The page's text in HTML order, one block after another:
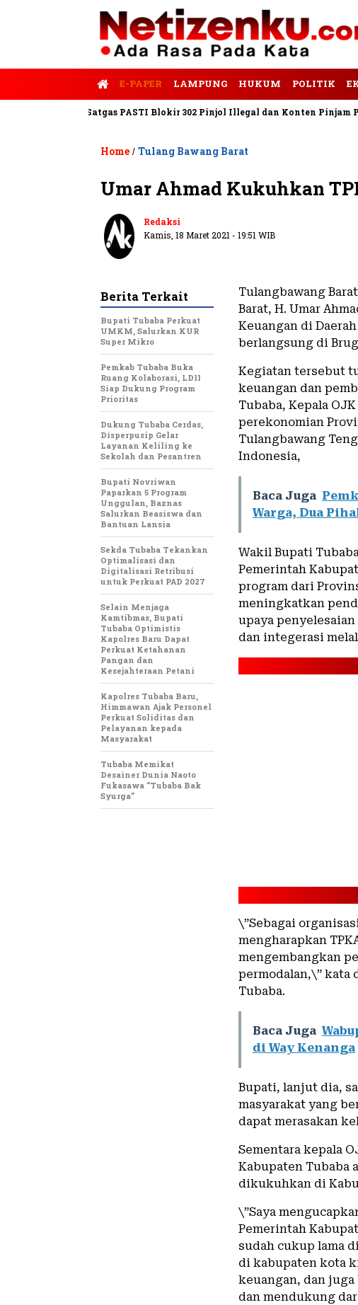
E-PAPER LAMPUNG HUKUM POLITIK
Satgas PASTI Blokir 302 Pinjol Illegal dan Konten Pinjam Pribadi
Home / Tulang Bawang Barat
Umar Ahmad Kukuhkan
Redaksi
Kamis, 18 Maret 2021 - 19:51 WIB
Tulangbawang
Barat, H. Umar
Keuangan di
berlangsung di
Kegiatan tersebut
keuangan dan
Tubaba, Kepala
perekonomian
Tulangbawang
Indonesia,
Baca Juga
Warga, Dua
Wakil Bupati
Pemerintah
program dari
meningkatkan
upaya
dan integerasi
\”Sebagai
mengharapkan
mengembangkan
permodalan,\” kata
Tubaba.
Baca Juga
di Way Kenanga
Bupati, lanjut dia,
masyarakat yang
dapat merasakan
Sementara kepala
Kabupaten Tubaba
dikukuhkan di
\”Saya
Pemerintah
sudah cukup lama
di kabupaten kota
keuangan, dan
dan mendukung
Berita Terkait
Bupati Tubaba Perkuat
UMKM, Salurkan KUR
Super Mikro
Pemkab Tubaba Buka
Ruang Kolaborasi, LDII
Siap Dukung Program
Prioritas
Dukung Tubaba Cerdas,
Disperpusip Gelar
Layanan Keliling ke
Sekolah dan Pesantren
Bupati Novriwan
Paparkan 5 Program
Unggulan, Baznas
Salurkan Beasiswa dan
Bantuan Lansia
Sekda Tubaba Tekankan
Optimalisasi dan
Digitalisasi Retribusi
untuk Perkuat PAD 2027
Selain Menjaga
Kamtibmas, Bupati
Tubaba Optimistis
Kapolres Baru Dapat
Perkuat Ketahanan
Pangan dan
Kesejahteraan Petani
Kapolres Tubaba Baru,
Himmawan Ajak Personel
Perkuat Soliditas dan
Pelayanan kepada
Masyarakat
Tubaba Memikat
Desainer Dunia Naoto
Fukasawa “Tubaba Bak
Syurga”